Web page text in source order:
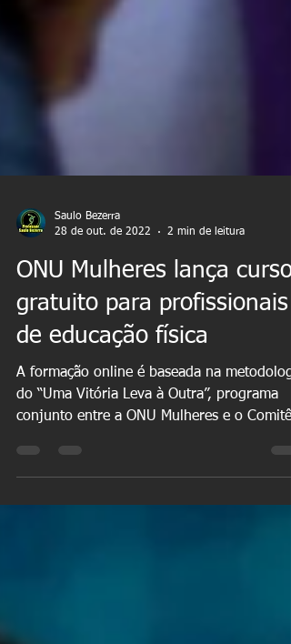
28 de out. de 2022
2 min de leitura
ONU Mulheres lança curso
gratuito para profissionais
de educação física
A formação online é baseada na
conjunto entre a ONU Mulheres e o Comitê
Olímpico...